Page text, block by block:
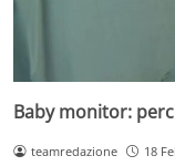
Baby monitor:
teamredazione 18